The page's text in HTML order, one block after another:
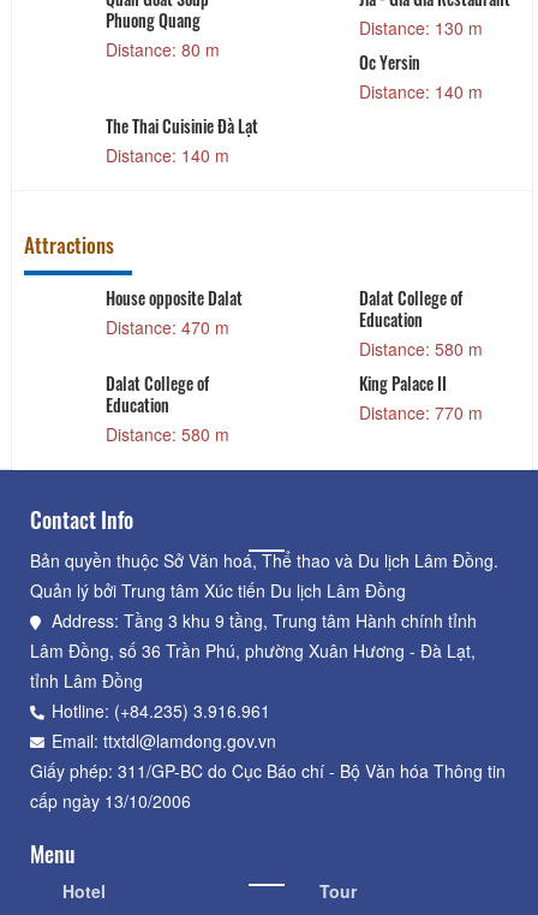
Pho Bang Nhà hàng Cung
Distance: 190 m
Yersin Beef Hot
Attractions
Lam Vien Square
Queen of the queen
Distance: 950 m
Khu vui chơi
Wonderland
Contact Info
Bản quyền thuộc Sở Văn hoá, Thể thao và Du lịch Lâm Đồng.
Quản lý bởi Trung tâm Xúc tiến Du lịch Lâm Đồng
Address: Tầng 3 khu 9 tầng, Trung tâm Hành chính tỉnh
Lâm Đồng, số 36 Trần Phú, phường Xuân Hương - Đà Lạt,
tỉnh Lâm Đồng
Hotline: (+84.235) 3.916.961
Email: ttxtdl@lamdong.gov.vn
Giấy phép: 311/GP-BC do Cục Báo chí - Bộ Văn hóa Thông tin
Menu